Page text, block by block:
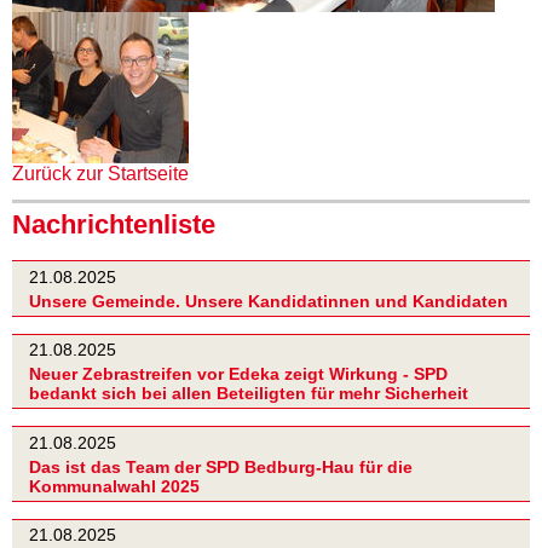
Zurück zur Startseite
Nachrichtenliste
21.08.2025
Unsere Gemeinde. Unsere Kandidatinnen und Kandidaten
21.08.2025
Neuer Zebrastreifen vor Edeka zeigt Wirkung - SPD
bedankt sich bei allen Beteiligten für mehr Sicherheit
21.08.2025
Das ist das Team der SPD Bedburg-Hau für die
Kommunalwahl 2025
21.08.2025